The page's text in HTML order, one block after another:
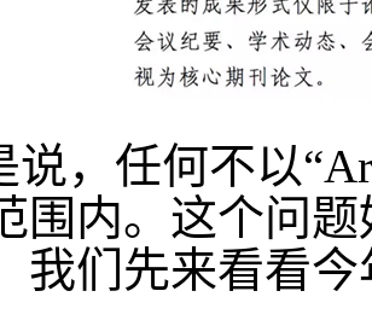
说，任何不以
围内。这个问
我们先来看看